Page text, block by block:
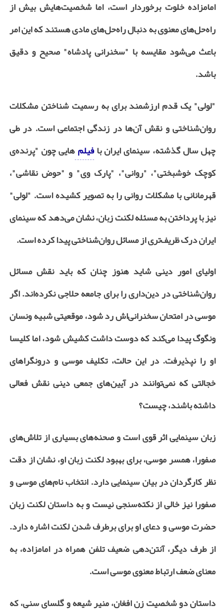
امامزاده خلوت برخوردار است، اما شخصیت‌هایش بیش از
راه‌حل‌های معنوی به دنبال راه‌حل‌های مادی هستند که این امر
باعث می‌شود مقایسه با "سخنرانی پادشاه" صحیح و دقیق
باشد.
"لولی" یک قدم ارزشمند برای به رسمیت شناختن مشکلات
روان‌شناختی و نقش آن‌ها در زندگی اجتماعی است. در طی
چهل سال گذشته، سینمای ایران بافیلم‌هایی چون "پرنده‌ی
کوچک خوشبختی"، "روانی"، "پارک وی" و "حوض نقاشی"،
قهرمانانی با مشکلات روانی را به تصویر کشیده است. "لولی"
نیز با پرداختن به مسئله لکنت زبان، نشان می‌دهد که سینمای
ایران درک ظریف‌تری از مسائل روان‌شناختی پیدا کرده است.
اولیای امور دینی شاید هنوز چنان که باید نقش مسائل
روان‌شناختی در دین‌داری را برای جامعه حلاجی نکرده‌اند. اگر
موسی در امتحان سخنرانی‌اش رد شود، موقعیتی شبیه ونسان
ونگوگ پیدا می‌کند که دوست داشت کشیش شود، اما کلیسا
او را نپذیرفت. در این حالت، تکلیف موسی و درونگراهای
خجالتی که نمی‌توانند در آیین‌های جمعی دینی نقش فعالی
داشته باشند، چیست؟
زبان سینمایی اثر قوی است و صحنه‌های بسیاری از تلاش‌های
صفورا، همسر موسی، برای بهبود لکنت زبان او، نشان از دقت
نظر کارگردان در بیان سینمایی دارد. انتخاب نام‌های موسی و
صفورا نیز خالی از نکته‌سنجی نیست و به داستان لکنت زبان
حضرت موسی و دعای او برای برطرف شدن لکنت اشاره دارد.
از طرف دیگر، آنتن‌دهی ضعیف تلفن همراه در امامزاده، به
معنای ضعف ارتباط معنوی موسی است.
داستان دو شخصیت زن افغان، منیر شیعه و گلسای سنی، که